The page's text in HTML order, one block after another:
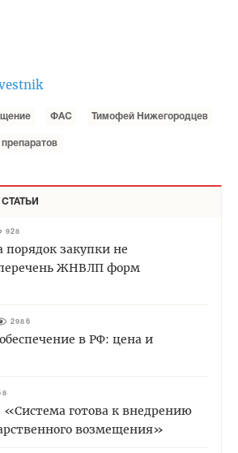
ФАС Тимофей Нижегородцев
928
порядок закупки не
ЖНВЛП форм
2986
в РФ: цена и
готова к внедрению
возмещения»